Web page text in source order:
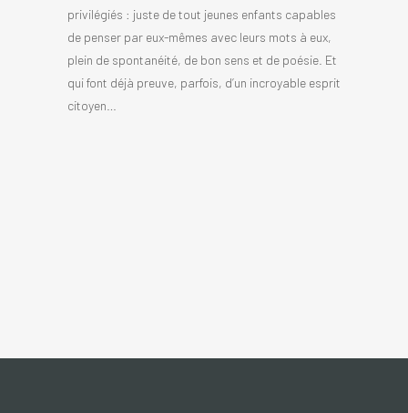
privilégiés : juste de tout jeunes enfants capables
de penser par eux-mêmes avec leurs mots à eux,
plein de spontanéité, de bon sens et de poésie. Et
qui font déjà preuve, parfois, d’un incroyable esprit
citoyen…